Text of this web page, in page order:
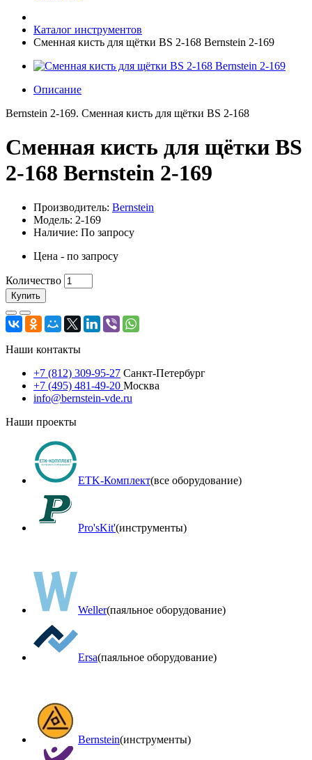
Каталог инструментов
Сменная кисть для щётки BS 2-168 Bernstein 2-169
Описание
Bernstein 2-169. Сменная кисть для щётки BS 2-168
Сменная кисть для щётки BS
2-168 Bernstein 2-169
Производитель: Bernstein
Модель: 2-169
Наличие: По запросу
Цена - по запросу
Количество
Купить
Наши контакты
+7 (812) 309-95-27 Санкт-Петербург
+7 (495) 481-49-20 Москва
info@bernstein-vde.ru
Наши проекты
ETK-Комплект(все оборудование)
Pro'sKit'(инструменты)
Weller(паяльное оборудование)
Ersa(паяльное оборудование)
Bernstein(инструменты)